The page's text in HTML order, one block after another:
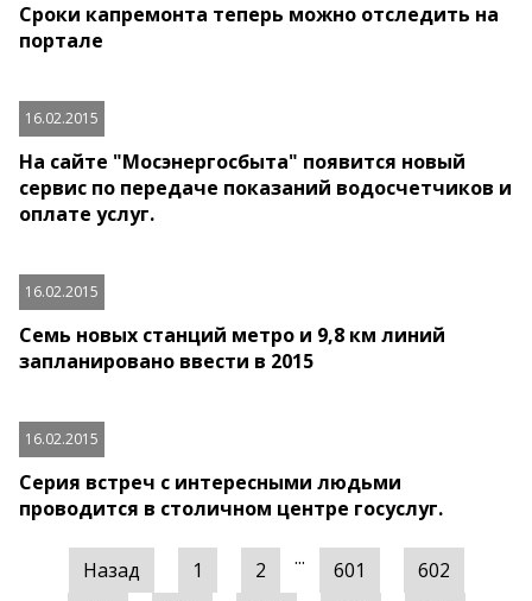
Сроки капремонта теперь можно отследить на
портале
16.02.2015
На сайте "Мосэнергосбыта" появится новый
сервис по передаче показаний водосчетчиков и
оплате услуг.
16.02.2015
Семь новых станций метро и 9,8 км линий
запланировано ввести в 2015
16.02.2015
Серия встреч с интересными людьми
проводится в столичном центре госуслуг.
Назад 1 2 ... 601
602